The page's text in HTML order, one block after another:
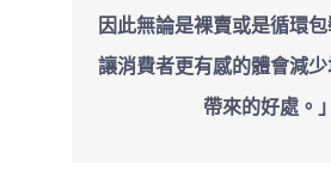
因此無論是裸賣或是循環
讓消費者更有感的體會減
帶來的好處。」